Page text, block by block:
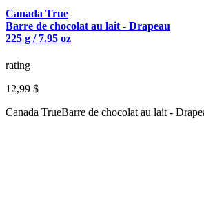
Canada True
Barre de chocolat au lait - Drapeau
225 g / 7.95 oz
rating
12,99 $
Canada TrueBarre de chocolat au lait -